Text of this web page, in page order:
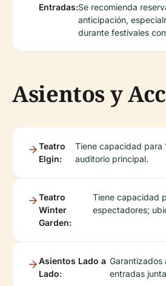
Entradas:Se recomienda
anticipación,
durante festivales
Asientos y
Teatro
Elgin:
Tiene capacidad para
auditorio principal.
Teatro
Winter
Garden:
Tiene capacidad
espectadores;
Asientos Lado a
Lado:
Garantizados
entradas